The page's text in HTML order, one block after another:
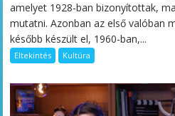
amelyet 1928-ban bizonyítottak,
mutatni. Azonban az első valóban
később készült el, 1960-ban,...
Eltekintés Kultúra